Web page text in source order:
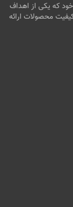
که یکی از اهداف
محصولات ارائه